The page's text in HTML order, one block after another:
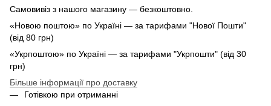
Самовивіз з нашого магазину — безкоштовно.
«Новою поштою» по Україні — за тарифами "Нової Пошти"
(від 80 грн)
«Укрпоштою» по Україні — за тарифами "Укрпошти" (від 30
грн)
Більше інформації про доставку
Готівкою при отриманні